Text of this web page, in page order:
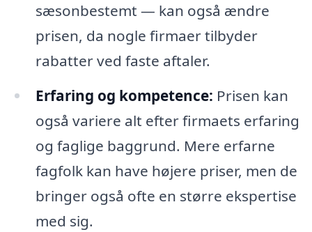
sæsonbestemt — kan også ændre
prisen, da nogle firmaer tilbyder
rabatter ved faste aftaler.
Erfaring og kompetence: Prisen kan
også variere alt efter firmaets erfaring
og faglige baggrund. Mere erfarne
fagfolk kan have højere priser, men de
bringer også ofte en større ekspertise
med sig.